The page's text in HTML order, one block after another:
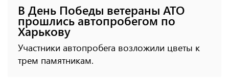
В День Победы ветераны АТО
прошлись автопробегом по
Харькову
Участники автопробега возложили цветы к
трем памятникам.